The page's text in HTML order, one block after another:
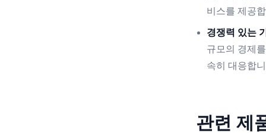
비스를 제공
경쟁력 있는
규모의 경제
속히 대응합
관련 제